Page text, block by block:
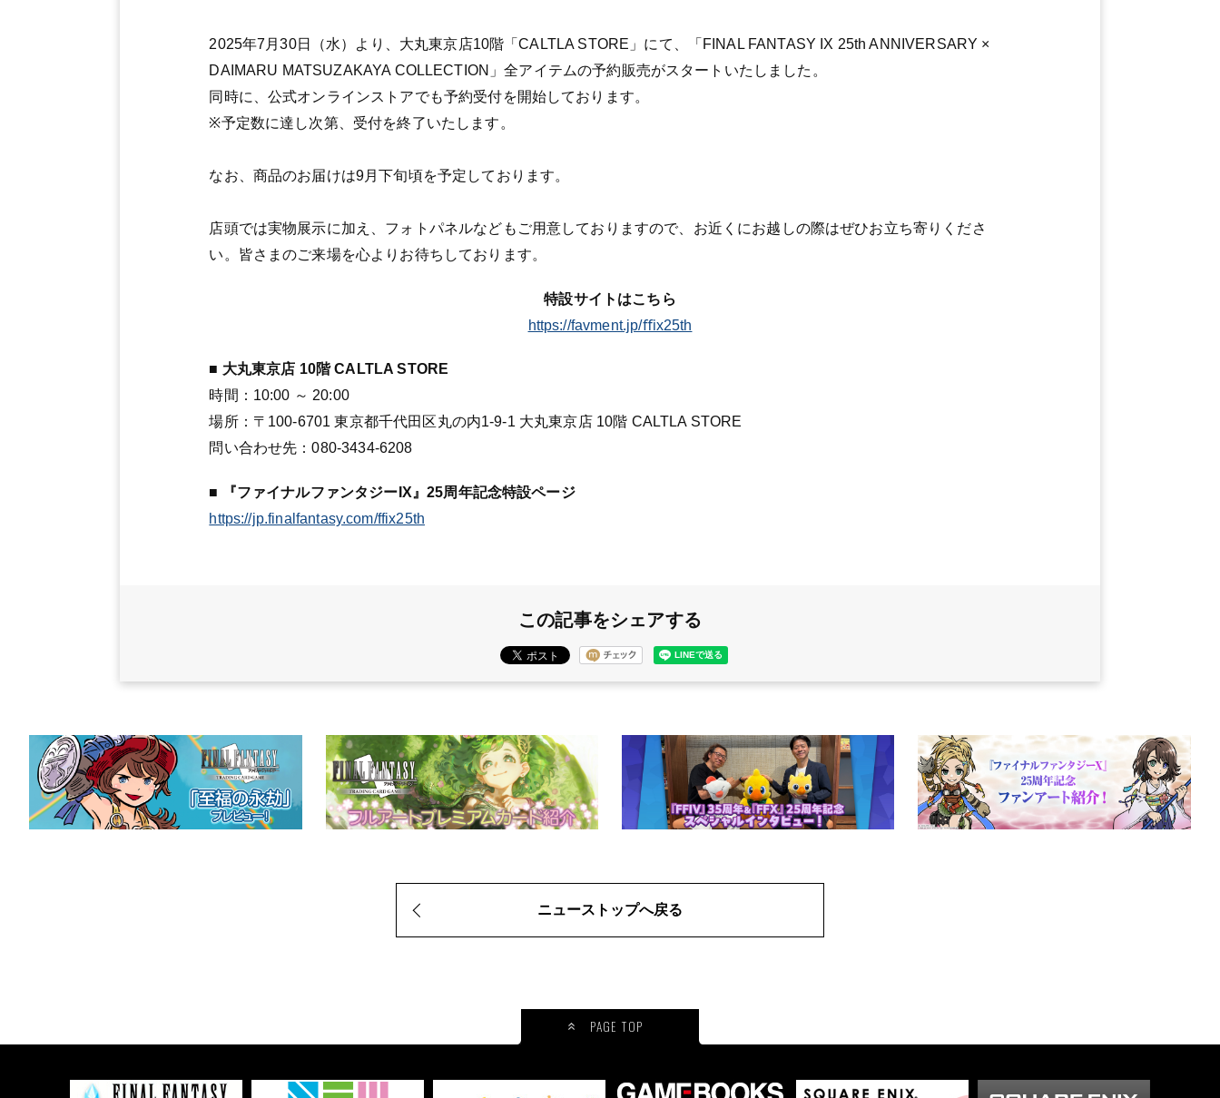
2025年7月30日（水）より、大丸東京店10階「CALTLA STORE」にて、「FINAL FANTASY IX 25th ANNIVERSARY ×
DAIMARU MATSUZAKAYA COLLECTION」全アイテムの予約販売がスタートいたしました。
同時に、公式オンラインストアでも予約受付を開始しております。
※予定数に達し次第、受付を終了いたします。
なお、商品のお届けは9月下旬頃を予定しております。
店頭では実物展示に加え、フォトパネルなどもご用意しておりますので、お近くにお越しの際はぜひお立ち寄りくださ
い。皆さまのご来場を心よりお待ちしております。
特設サイトはこちら
https://favment.jp/ﬃx25th
■ 大丸東京店 10階 CALTLA STORE
時間：10:00 ～ 20:00
場所：〒100-6701 東京都千代田区丸の内1-9-1 大丸東京店 10階 CALTLA STORE
問い合わせ先：080-3434-6208
■ 『ファイナルファンタジーIX』25周年記念特設ページ
https://jp.finalfantasy.com/ffix25th
この記事をシェアする
ニューストップへ戻る
PAGE TOP